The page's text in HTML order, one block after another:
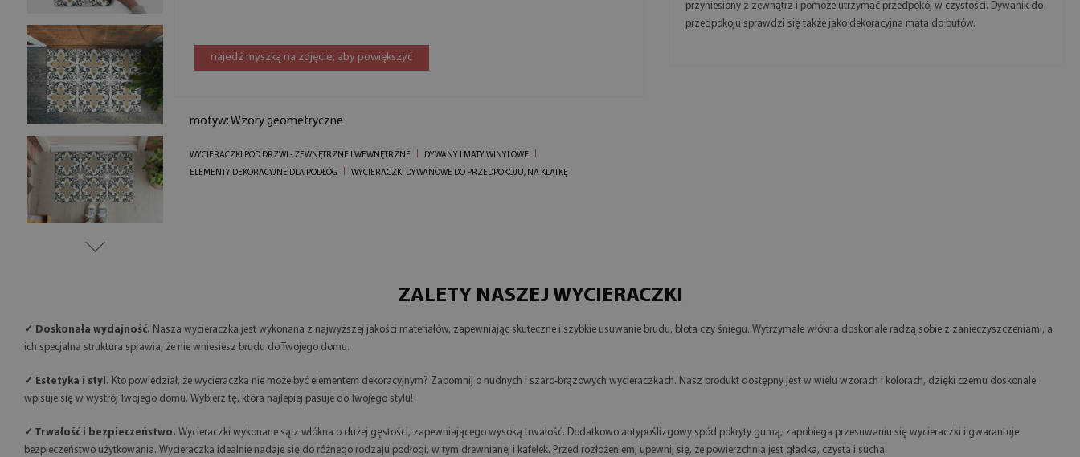
najedź myszką na zdjęcie, aby powiększyć
motyw: Wzory geometryczne
WYCIERACZKI POD DRZWI - ZEWNĘTRZNE I WEWNĘTRZNE
DYWANY I MATY WINYLOWE
ELEMENTY DEKORACYJNE DLA PODŁÓG
WYCIERACZKI DYWANOWE DO PRZEDPOKOJU, NA KLATKĘ
przyniesiony z zewnątrz i pomoże utrzymać przedpokój w czystości. Dywanik do
przedpokoju sprawdzi się także jako dekoracyjna mata do butów.
ZALETY NASZEJ WYCIERACZKI
✓ Doskonała wydajność. Nasza wycieraczka jest wykonana z najwyższej jakości materiałów, zapewniając skuteczne i szybkie usuwanie brudu, błota czy śniegu. Wytrzymałe włókna doskonale radzą sobie z zanieczyszczeniami, a
ich specjalna struktura sprawia, że nie wniesiesz brudu do Twojego domu.
✓ Estetyka i styl. Kto powiedział, że wycieraczka nie może być elementem dekoracyjnym? Zapomnij o nudnych i szaro-brązowych wycieraczkach. Nasz produkt dostępny jest w wielu wzorach i kolorach, dzięki czemu doskonale
wpisuje się w wystrój Twojego domu. Wybierz tę, która najlepiej pasuje do Twojego stylu!
✓ Trwałość i bezpieczeństwo. Wycieraczki wykonane są z włókna o dużej gęstości, zapewniającego wysoką trwałość. Dodatkowo antypoślizgowy spód pokryty gumą, zapobiega przesuwaniu się wycieraczki i gwarantuje
bezpieczeństwo użytkowania. Wycieraczka idealnie nadaje się do różnego rodzaju podłogi, w tym drewnianej i kafelek. Przed rozłożeniem, upewnij się, że powierzchnia jest gładka, czysta i sucha.